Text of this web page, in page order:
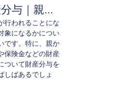
与｜親...
行われることにな
象になるかについ
です。特に、親か
保険金などの財産
ついて財産分与を
しばあるでしょ